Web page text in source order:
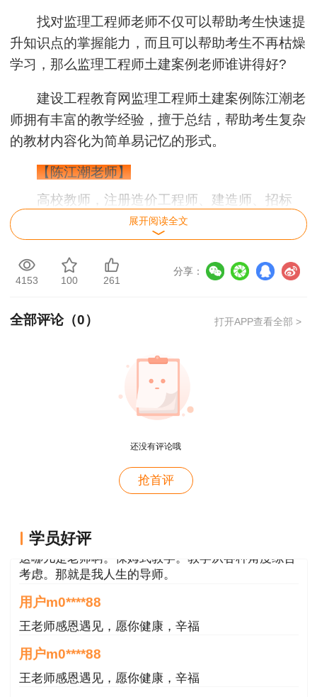
找对监理工程师老师不仅可以帮助考生快速提
升知识点的掌握能力，而且可以帮助考生不再枯燥
学习，那么监理工程师土建案例老师谁讲得好?
建设工程教育网监理工程师土建案例陈江潮老
师拥有丰富的教学经验，擅于总结，帮助考生复杂
的教材内容化为简单易记忆的形式。
【陈江潮老师】
高校教师，注册造价工程师、建造师、招标
师、监理工程师，多年从事造价工程师、建造师等
执业资格考试培训。具有丰富的考试培训经验，能
够预测试题的深度，并独创网络图时间参数计算口
诀，重点突出。具有多年的造价定额编制及实操经
验，讲授的实操课程实战性强，课程设置灵活，有
助于考生快速识图、看图算量组价。
授课特点
具有丰富的考试培训经验，能够预测试题的深
具有多年的造价定额编制及实操经验，讲授的实操
课程实战性强，课程设置灵活，有助于考生快速识
图、看图算量组价。
自建设工程教育网】
展开阅读全文
4153 100 261
分享：
全部评论（0） 打开APP查看全部 >
还没有评论哦
抢首评
学员好评
概论就学习了十几天81分，感谢唐老师！
这哪儿是老师啊。保姆式教学。教学从各种角度综合
用户m0****88
王老师感恩遇见，愿你健康，辛福
用户m0****88
王老师感恩遇见，愿你健康，辛福
用户m9****88